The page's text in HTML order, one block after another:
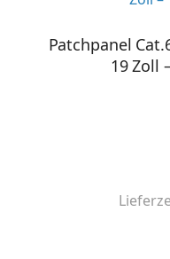
Patchpanel
19 Zoll